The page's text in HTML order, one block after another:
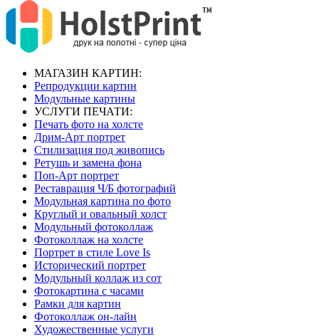
МАГАЗИН КАРТИН:
Репродукции картин
Модульные картины
УСЛУГИ ПЕЧАТИ:
Печать фото на холсте
Дрим-Арт портрет
Стилизация под живопись
Ретушь и замена фона
Поп-Арт портрет
Реставрация Ч/Б фотографий
Модульная картина по фото
Круглый и овальный холст
Модульный фотоколлаж
Фотоколлаж на холсте
Портрет в стиле Love Is
Исторический портрет
Модульный коллаж из сот
Фотокартина с часами
Рамки для картин
Фотоколлаж он-лайн
Художественные услуги